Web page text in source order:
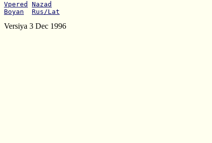
Vpered
Nazad
Boyan
Rus/Lat
Versiya 3 Dec 1996